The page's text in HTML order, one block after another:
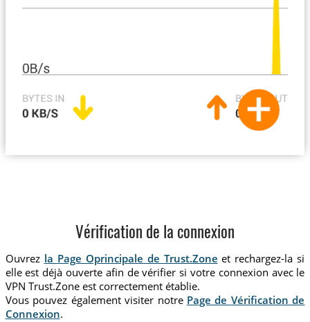
Vérification de la connexion
Ouvrez la Page Oprincipale de Trust.Zone et rechargez-la si
elle est déjà ouverte afin de vérifier si votre connexion avec le
VPN Trust.Zone est correctement établie.
Vous pouvez également visiter notre Page de Vérification de
Connexion.